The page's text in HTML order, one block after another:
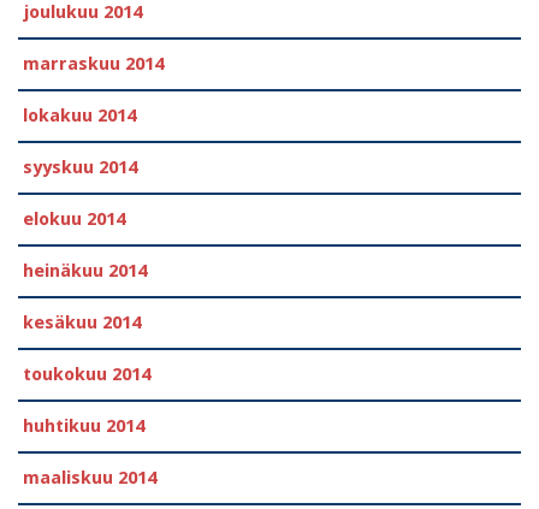
joulukuu 2014
marraskuu 2014
lokakuu 2014
syyskuu 2014
elokuu 2014
heinäkuu 2014
kesäkuu 2014
toukokuu 2014
huhtikuu 2014
maaliskuu 2014